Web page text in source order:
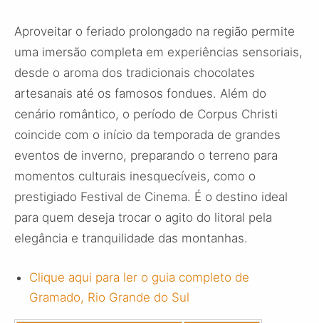
Aproveitar o feriado prolongado na região permite
uma imersão completa em experiências sensoriais,
desde o aroma dos tradicionais chocolates
artesanais até os famosos fondues. Além do
cenário romântico, o período de Corpus Christi
coincide com o início da temporada de grandes
eventos de inverno, preparando o terreno para
momentos culturais inesquecíveis, como o
prestigiado Festival de Cinema. É o destino ideal
para quem deseja trocar o agito do litoral pela
elegância e tranquilidade das montanhas.
Clique aqui para ler o guia completo de
Gramado, Rio Grande do Sul